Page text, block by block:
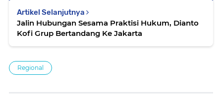
Artikel Selanjutnya
Jalin Hubungan Sesama Praktisi Hukum, Dianto
Kofi Grup Bertandang Ke Jakarta
Regional